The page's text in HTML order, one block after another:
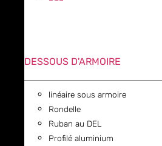
DESSOUS D'ARMOIRE
linéaire sous armoire
Rondelle
Ruban au DEL
Profilé aluminium